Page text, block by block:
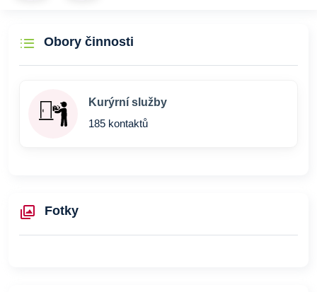
Obory činnosti
Kurýrní služby
185 kontaktů
Fotky